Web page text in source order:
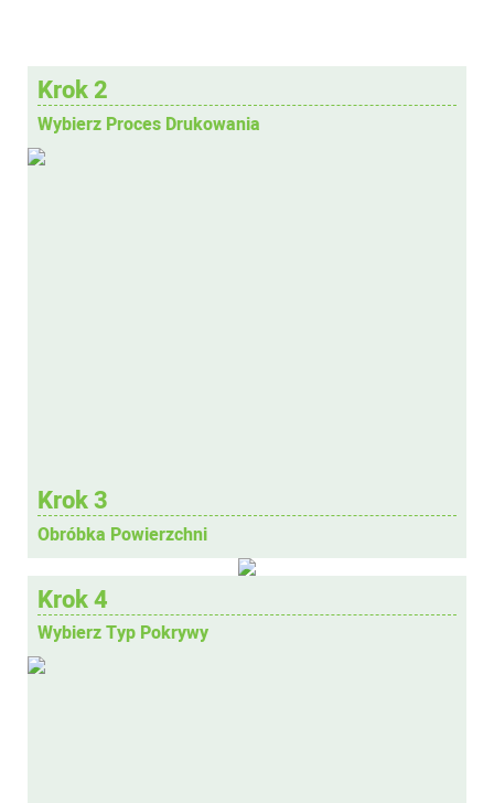
Krok 2
Wybierz Proces Drukowania
Krok 3
Obróbka Powierzchni
Krok 4
Wybierz Typ Pokrywy